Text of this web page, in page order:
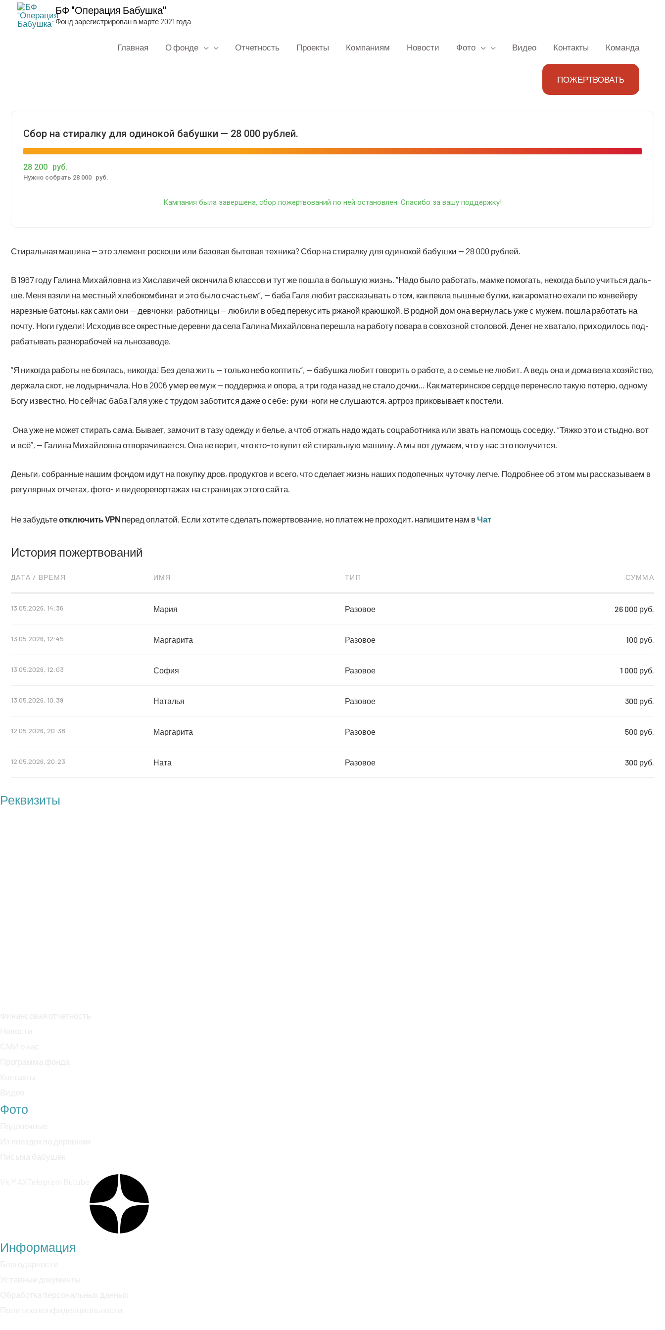
БФ "Операция Бабушка"
Фонд зарегистрирован в марте 2021 года
Главная О фонде Отчетность Проекты Компаниям Новости Фото Видео Контакты Команда
ПОЖЕРТВОВАТЬ
Сбор на сти­рал­ку для оди­но­кой бабуш­ки — 28 000 рублей.
28 200 руб.
Нуж­но собрать 28 000 руб.
Кам­па­ния была завер­ше­на, сбор пожерт­во­ва­ний по ней оста­нов­лен. Спа­си­бо за вашу поддержку!
Сти­раль­ная маши­на — это эле­мент рос­ко­ши или базо­вая быто­вая тех­ни­ка? Сбор на сти­рал­ку для оди­но­кой бабуш­ки — 28 000 рублей.
В 1967 году Гали­на Михай­лов­на из Хисла­ви­чей окон­чи­ла 8 клас­сов и тут же пошла в боль­шую жизнь. “Надо было рабо­тать, мам­ке помо­гать, неко­гда было учить­ся даль­
ше. Меня взя­ли на мест­ный хле­бо­ком­би­нат и это было сча­стьем”, — баба Галя любит рас­ска­зы­вать о том, как пек­ла пыш­ные бул­ки, как аро­мат­но еха­ли по кон­вей­е­ру
нарез­ные бато­ны, как сами они — дев­чон­ки-работ­ни­цы — люби­ли в обед пере­ку­сить ржа­ной кра­юш­кой. В род­ной дом она вер­ну­лась уже с мужем, пошла рабо­тать на
почту. Ноги гуде­ли! Исхо­див все окрест­ные дерев­ни да села Гали­на Михай­лов­на пере­шла на рабо­ту пова­ра в сов­хоз­ной сто­ло­вой. Денег не хва­та­ло, при­хо­ди­лось под­
ра­ба­ты­вать раз­но­ра­бо­чей на льнозаводе.
“Я нико­гда рабо­ты не боя­лась, нико­гда! Без дела жить — толь­ко небо коп­тить”, — бабуш­ка любит гово­рить о рабо­те, а о семье не любит. А ведь она и дома вела хозяй­ство,
дер­жа­ла скот, не лодыр­ни­ча­ла. Но в 2006 умер ее муж — под­держ­ка и опо­ра, а три года назад не ста­ло доч­ки… Как мате­рин­ское серд­це пере­нес­ло такую поте­рю, одно­му
Богу извест­но. Но сей­час баба Галя уже с тру­дом забо­тит­ся даже о себе: руки-ноги не слу­ша­ют­ся, арт­роз при­ко­вы­ва­ет к постели.
Она уже не может сти­рать сама. Быва­ет, замо­чит в тазу одеж­ду и белье, а чтоб отжать надо ждать соц­ра­бот­ни­ка или звать на помощь сосед­ку. “Тяж­ко это и стыд­но, вот
и всё”, — Гали­на Михай­лов­на отво­ра­чи­ва­ет­ся. Она не верит, что кто-то купит ей сти­раль­ную маши­ну. А мы вот дума­ем, что у нас это получится.
Деньги, собранные нашим фондом идут на покупку дров, продуктов и всего, что сделает жизнь наших подопечных чуточку легче. Подробнее об этом мы рассказываем в
регулярных отчетах, фото- и видеорепортажах на страницах этого сайта.
Не забудьтеотключитьVPN перед оплатой. Если хотите сделать пожертвование, но платеж не проходит, напишите нам в Чат
История пожертвований
ДАТА / ВРЕМЯ ИМЯ ТИП СУММА
13.05.2026, 14:36 Мария Разовое 26 000 руб.
13.05.2026, 12:45 Маргарита Разовое 100 руб.
13.05.2026, 12:03 София Разовое 1 000 руб.
13.05.2026, 10:39 Наталья Разовое 300 руб.
12.05.2026, 20:38 Маргарита Разовое 500 руб.
12.05.2026, 20:23 Ната Разовое 300 руб.
Реквизиты
Фото
Информация